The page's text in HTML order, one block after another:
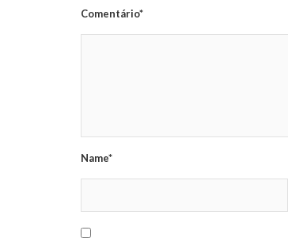
Comentário*
Name*